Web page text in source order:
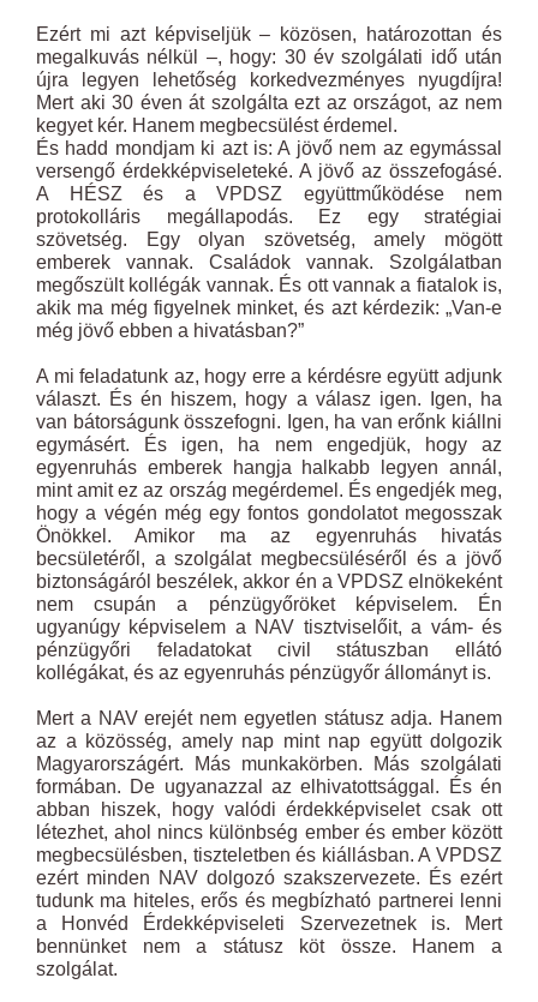
Ezért mi azt képviseljük – közösen, határozottan és
megalkuvás nélkül –, hogy: 30 év szolgálati idő után
újra legyen lehetőség korkedvezményes nyugdíjra!
Mert aki 30 éven át szolgálta ezt az országot, az nem
kegyet kér. Hanem megbecsülést érdemel.
És hadd mondjam ki azt is: A jövő nem az egymással
versengő érdekképviseleteké. A jövő az összefogásé.
A HÉSZ és a VPDSZ együttműködése nem
protokolláris megállapodás. Ez egy stratégiai
szövetség. Egy olyan szövetség, amely mögött
emberek vannak. Családok vannak. Szolgálatban
megőszült kollégák vannak. És ott vannak a fiatalok is,
akik ma még figyelnek minket, és azt kérdezik: „Van-e
még jövő ebben a hivatásban?”
A mi feladatunk az, hogy erre a kérdésre együtt adjunk
választ. És én hiszem, hogy a válasz igen. Igen, ha
van bátorságunk összefogni. Igen, ha van erőnk kiállni
egymásért. És igen, ha nem engedjük, hogy az
egyenruhás emberek hangja halkabb legyen annál,
mint amit ez az ország megérdemel. És engedjék meg,
hogy a végén még egy fontos gondolatot megosszak
Önökkel. Amikor ma az egyenruhás hivatás
becsületéről, a szolgálat megbecsüléséről és a jövő
biztonságáról beszélek, akkor én a VPDSZ elnökeként
nem csupán a pénzügyőröket képviselem. Én
ugyanúgy képviselem a NAV tisztviselőit, a vám- és
pénzügyőri feladatokat civil státuszban ellátó
kollégákat, és az egyenruhás pénzügyőr állományt is.
Mert a NAV erejét nem egyetlen státusz adja. Hanem
az a közösség, amely nap mint nap együtt dolgozik
Magyarországért. Más munkakörben. Más szolgálati
formában. De ugyanazzal az elhivatottsággal. És én
abban hiszek, hogy valódi érdekképviselet csak ott
létezhet, ahol nincs különbség ember és ember között
megbecsülésben, tiszteletben és kiállásban. A VPDSZ
ezért minden NAV dolgozó szakszervezete. És ezért
tudunk ma hiteles, erős és megbízható partnerei lenni
a Honvéd Érdekképviseleti Szervezetnek is. Mert
bennünket nem a státusz köt össze. Hanem a
szolgálat.